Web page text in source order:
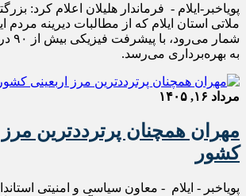
پویاخبر-ایلام - فرماندار هلیلان اعلام کرد:
ملاتی استان ایلام که از مطالبات دیرینه مردم
شمار
به بهره‌برداری می‌رسد.
مرداد ۱۶, ۱۴۰۵
مهران همچنان پرترددترین مرز
کشور
پویاخبر - ایلام - معاون سیاسی و امنیتی